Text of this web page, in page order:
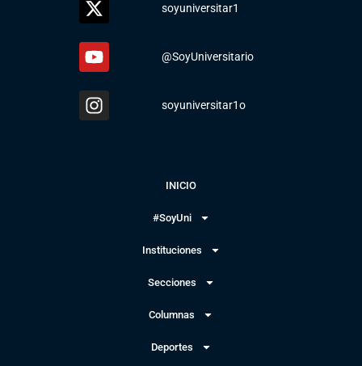
soyuniversitar1
@SoyUniversitario
soyuniversitar1o
INICIO
#SoyUni
Instituciones
Secciones
Columnas
Deportes